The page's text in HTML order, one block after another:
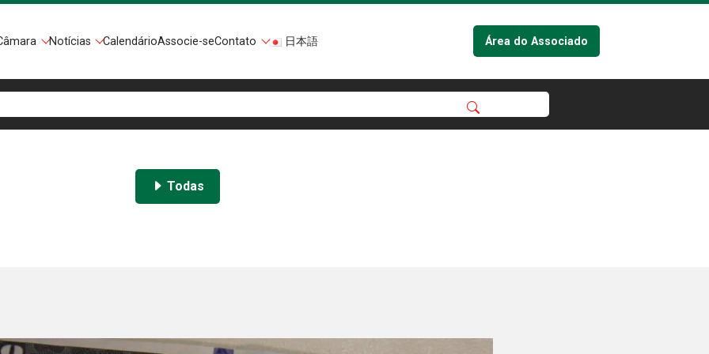
Notícias CalendárioAssocie-seContato 日本語 Área do Associado
Todas